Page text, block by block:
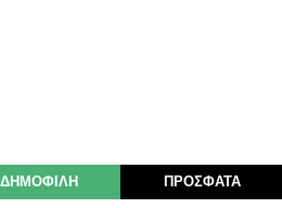
ΔΗΜΟΦΙΛΗ ΠΡΟΣΦΑΤΑ